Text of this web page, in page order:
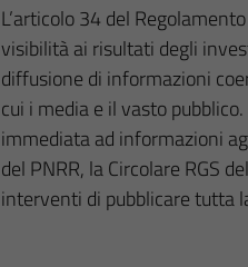
L’articolo 34 del
visibilità ai risultati degli
diffusione di informazioni
cui i media e il vasto
immediata ad informazioni
del PNRR, la Circolare RGS
interventi di pubblicare tutta